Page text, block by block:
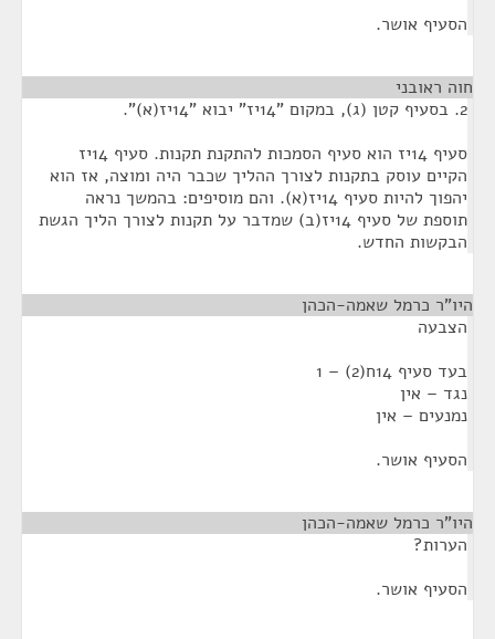
הסעיף אושר.
חוה ראובני
2. בסעיף קטן (ג), במקום "14יז" יבוא "14יז(א)".
סעיף 14יז הוא סעיף הסמכות להתקנת תקנות. סעיף 14יז
הקיים עוסק בתקנות לצורך ההליך שכבר היה ומוצה, אז הוא
יהפוך להיות סעיף 14יז(א). והם מוסיפים: בהמשך נראה
תוספת של סעיף 14יז(ב) שמדבר על תקנות לצורך הליך הגשת
הבקשות החדש.
היו"ר כרמל שאמה-הכהן
הצבעה
בעד סעיף 14ח(2) – 1
נגד – אין
נמנעים – אין
הסעיף אושר.
היו"ר כרמל שאמה-הכהן
הערות?
הסעיף אושר.